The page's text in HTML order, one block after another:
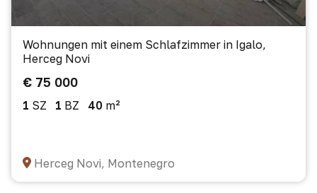
Wohnungen mit einem Schlafzimmer in Igalo,
Herceg Novi
€ 75 000
1 SZ 1 BZ 40 m²
Herceg Novi, Montenegro